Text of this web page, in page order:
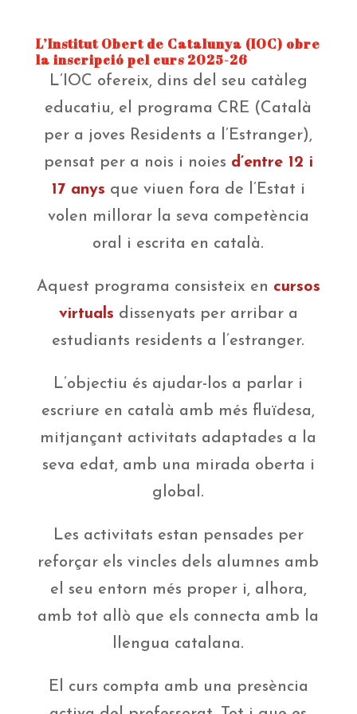
L’Institut Obert de Catalunya (IOC) obre
la inscripció pel curs 2025-26
L’IOC ofereix, dins del seu catàleg
educatiu, el programa CRE (Català
per a joves Residents a l’Estranger),
pensat per a nois i noies d’entre 12 i
17 anys que viuen fora de l’Estat i
volen millorar la seva competència
oral i escrita en català.
Aquest programa consisteix en cursos
virtuals dissenyats per arribar a
estudiants residents a l’estranger.
L’objectiu és ajudar-los a parlar i
escriure en català amb més fluïdesa,
mitjançant activitats adaptades a la
seva edat, amb una mirada oberta i
global.
Les activitats estan pensades per
reforçar els vincles dels alumnes amb
el seu entorn més proper i, alhora,
amb tot allò que els connecta amb la
llengua catalana.
El curs compta amb una presència